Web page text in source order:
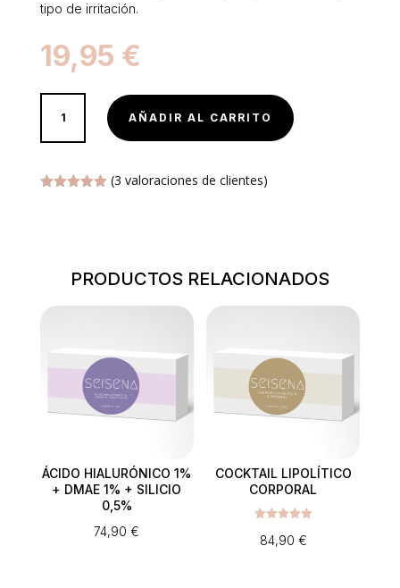
tipo de irritación.
19,95 €
VIAL
DE
DE
AÑADIR AL CARRITO
clientes
(3 valoraciones de clientes)
PRODUCTOS RELACIONADOS
ÁCIDO HIALURÓNICO 1%
+ DMAE 1% + SILICIO
0,5%
74,90 €
COCKTAIL LIPOLÍTICO
CORPORAL
con
5.00
84,90 €